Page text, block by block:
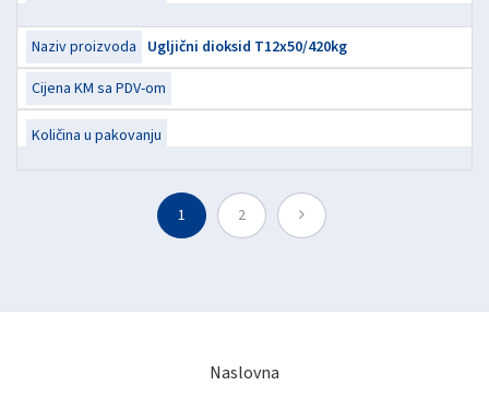
Ugljični dioksid T12x50/420kg
1 2
Naslovna